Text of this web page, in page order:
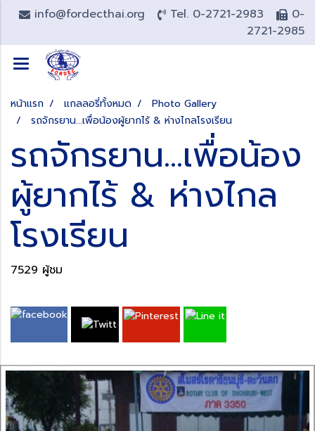
info@fordecthai.org Tel. 0-2721-2983
0-
2721-2985
หน้าแรก แกลลอรี่ทั้งหมด
Photo Gallery
รถจักรยาน...เพื่อน้องผู้ยากไร้ & ห่างไกลโรงเรียน
รถจักรยาน...เพื่อน้อง
ผู้ยากไร้ & ห่างไกล
โรงเรียน
7529 ผู้ชม